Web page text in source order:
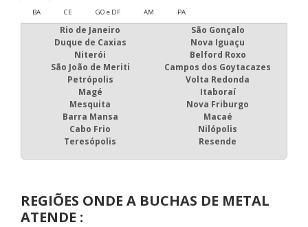
BA CE GO e DF AM PA
Rio de Janeiro
São Gonçalo
Duque de Caxias
Nova Iguaçu
Niterói
Belford Roxo
São João de Meriti
Campos dos Goytacazes
Petrópolis
Volta Redonda
Magé
Itaboraí
Mesquita
Nova Friburgo
Barra Mansa
Macaé
Cabo Frio
Nilópolis
Teresópolis
Resende
REGIÕES ONDE A BUCHAS DE METAL
ATENDE :